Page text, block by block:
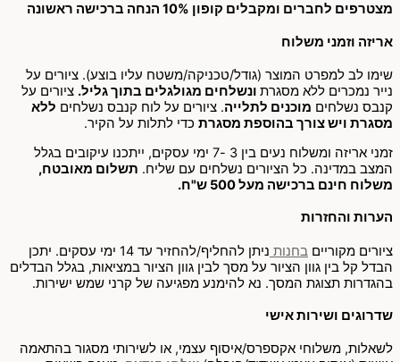
מצטרפים לחברים ומקבלים קופון 10% הנחה ברכישה ראשונה
אריזה וזמני משלוח
שימו לב למפרט המוצר (גודל/טכניקה/משטח עליו בוצע). ציורים על
נייר נמכרים ללא מסגרת ונשלחים מגולגלים בתוך גליל. ציורים על
קנבס נשלחים מוכנים לתלייה. ציורים על לוח קנבס נשלחים ללא
מסגרת ויש צורך בהוספת מסגרת כדי לתלות על הקיר.
זמני אריזה ומשלוח נעים בין 3 -7 ימי עסקים, ייתכנו עיקובים בגלל
המצב במדינה. כל הציורים נשלחים עם שליח. תשלום מאובטח,
משלוח חינם ברכישה מעל 500 ש"ח.
הערות והחזרות
ציורים מקוריים בחנות
ניתן להחליף/להחזיר עד 14 ימי עסקים. יתכן
הבדל קל בין גוון הציור על מסך לבין גוון הציור במציאות, בגלל הבדלים
בהגדרות תצוגת המסך. נא להימנע מפגיעה של קרני שמש ישירות.
שדרוגים ושירות אישי
לשאלות, משלוחי אקספרס/איסוף עצמי, או לשירותי מסגור בהתאמה